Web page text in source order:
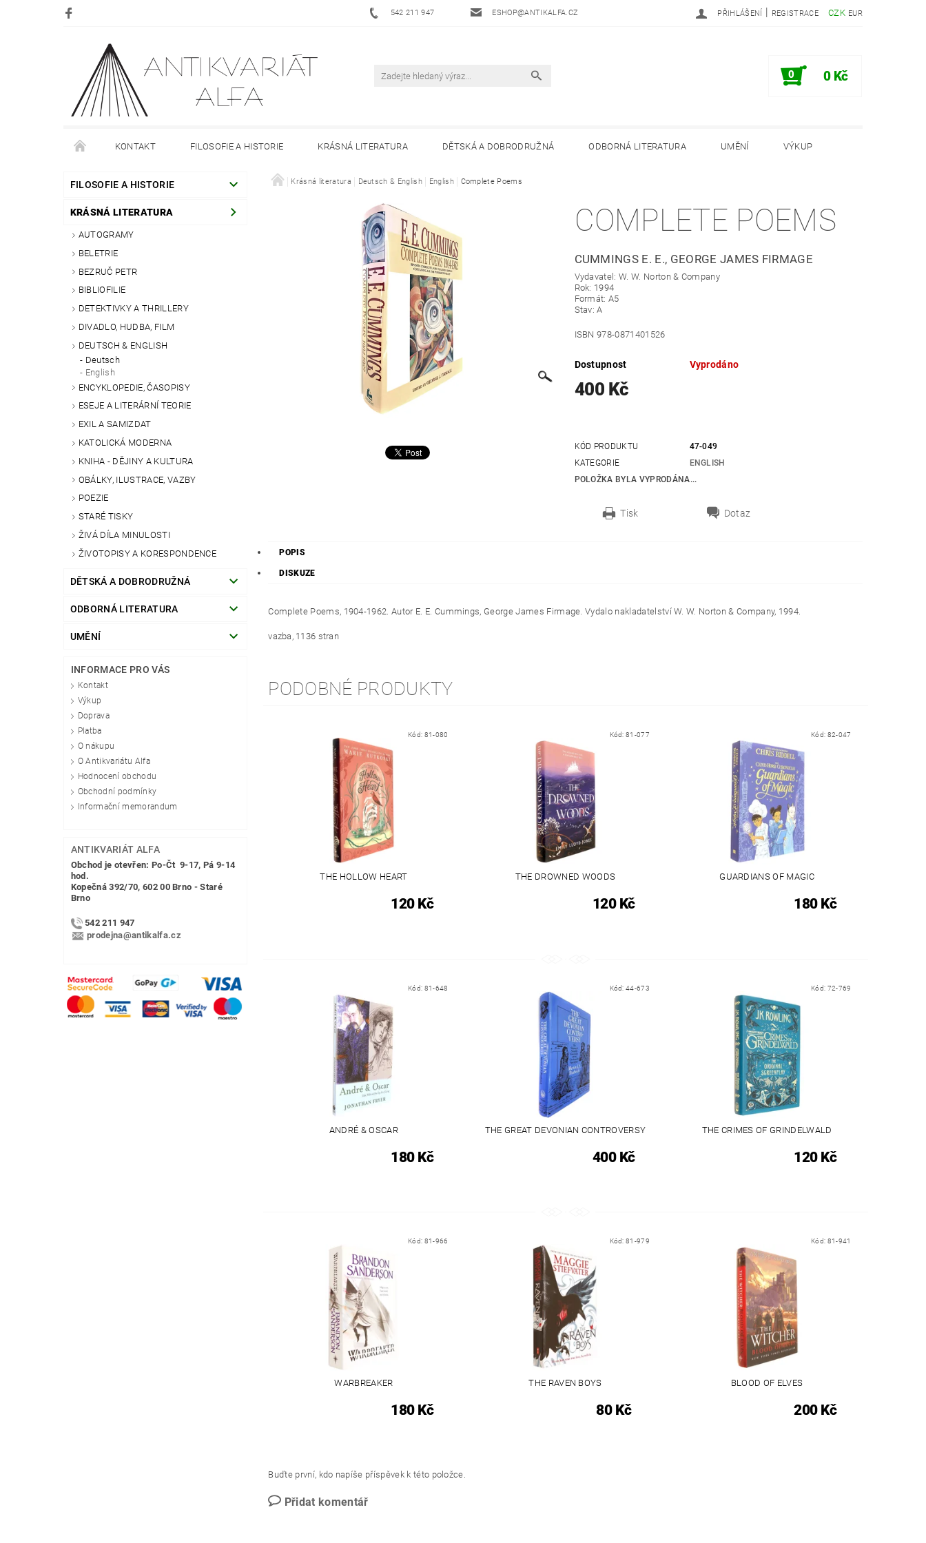
542 211 947 ESHOP@ANTIKALFA.CZ CZK EUR
PŘIHLÁŠENÍ | REGISTRACE
0 0 Kč
KONTAKT FILOSOFIE A HISTORIE KRÁSNÁ LITERATURA DĚTSKÁ A DOBRODRUŽNÁ ODBORNÁ LITERATURA UMĚNÍ VÝKUP
DOPRAVA PLATBA O NÁKUPU O ANTIKVARIÁTU ALFA HODNOCENÍ OBCHODU
FILOSOFIE A HISTORIE
KRÁSNÁ LITERATURA
AUTOGRAMY
BELETRIE
BEZRUČ PETR
BIBLIOFILIE
DETEKTIVKY A THRILLERY
DIVADLO, HUDBA, FILM
DEUTSCH & ENGLISH
Deutsch
English
ENCYKLOPEDIE, ČASOPISY
ESEJE A LITERÁRNÍ TEORIE
EXIL A SAMIZDAT
KATOLICKÁ MODERNA
KNIHA - DĚJINY A KULTURA
OBÁLKY, ILUSTRACE, VAZBY
POEZIE
STARÉ TISKY
ŽIVÁ DÍLA MINULOSTI
ŽIVOTOPISY A KORESPONDENCE
DĚTSKÁ A DOBRODRUŽNÁ
ODBORNÁ LITERATURA
UMĚNÍ
INFORMACE PRO VÁS
Kontakt
Výkup
Doprava
Platba
O nákupu
O Antikvariátu Alfa
Hodnocení obchodu
Obchodní podmínky
Informační memorandum
ANTIKVARIÁT ALFA
Obchod je otevřen: Po-Čt 9-17, Pá 9-14
hod.
Kopečná 392/70, 602 00 Brno - Staré
Brno
542 211 947
prodejna@antikalfa.cz
Krásná literatura Deutsch & English English Complete Poems
COMPLETE POEMS
CUMMINGS E. E., GEORGE JAMES FIRMAGE
Vydavatel: W. W. Norton & Company
Rok: 1994
Formát: A5
Stav: A
ISBN 978-0871401526
Dostupnost Vyprodáno
400 Kč
KÓD PRODUKTU
47-049
KATEGORIE
ENGLISH
POLOŽKA BYLA VYPRODÁNA...
Tisk Dotaz
POPIS
DISKUZE
Complete Poems, 1904-1962. Autor E. E. Cummings, George James Firmage. Vydalo nakladatelství W. W. Norton & Company, 1994.
vazba, 1136 stran
PODOBNÉ PRODUKTY
Kód: 81-080
THE HOLLOW HEART
120 Kč
Kód:81-077
THE DROWNED WOODS
120 Kč
Kód: 82-047
GUARDIANS OF MAGIC
180 Kč
Kód: 81-648
ANDRÉ & OSCAR
180 Kč
Kód:44-673
THE GREAT DEVONIAN CONTROVERSY
400 Kč
Kód: 72-769
THE CRIMES OF GRINDELWALD
120 Kč
Kód: 81-966
WARBREAKER
180 Kč
Kód:81-979
THE RAVEN BOYS
80 Kč
Kód: 81-941
BLOOD OF ELVES
200 Kč
Buďte první, kdo napíše příspěvek k této položce.
Přidat komentář